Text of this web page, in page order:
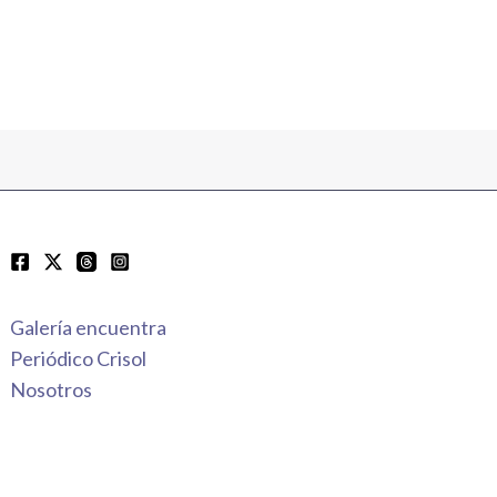
Galería encuentra
Periódico Crisol
Nosotros